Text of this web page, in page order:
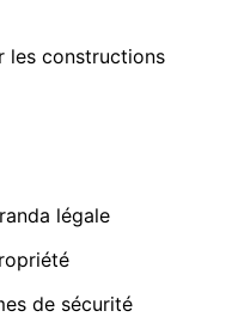
les constructions
légale
de sécurité